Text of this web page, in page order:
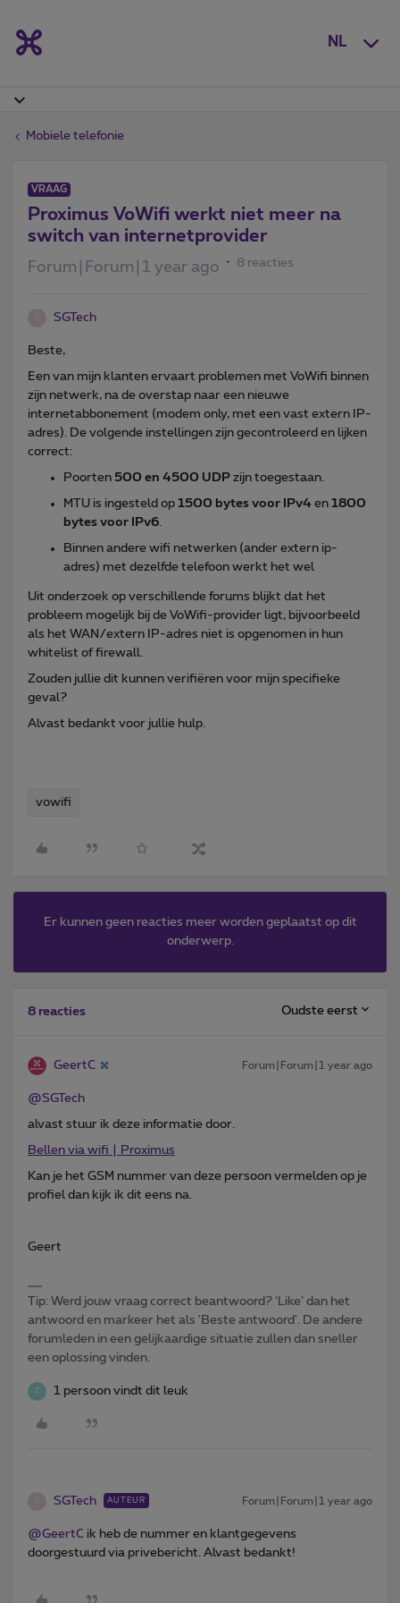
NL
Mobiele telefonie
VRAAG
Proximus VoWifi werkt niet meer na
switch van internetprovider
Forum|Forum|1 year ago 8 reacties
SGTech
Beste,
Een van mijn klanten ervaart problemen met VoWifi binnen
zijn netwerk, na de overstap naar een nieuwe
internetabbonement (modem only, met een vast extern IP-
adres). De volgende instellingen zijn gecontroleerd en lijken
correct:
Poorten 500 en 4500 UDP zijn toegestaan.
MTU is ingesteld op 1500 bytes voor IPv4 en 1800
bytes voor IPv6
Binnen andere wifi netwerken (ander extern ip-
adres) met dezelfde telefoon werkt het wel
Uit onderzoek op verschillende forums blijkt dat het
probleem mogelijk bij de VoWifi-provider ligt, bijvoorbeeld
als het WAN/extern IP-adres niet is opgenomen in hun
whitelist of firewall.
Zouden jullie dit kunnen verifiëren voor mijn specifieke
geval?
Alvast bedankt voor jullie hulp.
vowifi
Er kunnen geen reacties meer worden geplaatst op dit
onderwerp.
8 reacties Oudste eerst
GeertC Forum|Forum|1 year ago
@SGTech
alvast stuur ik deze informatie door.
Bellen via wifi | Proximus
Kan je het GSM nummer van deze persoon vermelden op je
profiel dan kijk ik dit eens na.
Geert
Tip: Werd jouw vraag correct beantwoord? ‘Like’ dan het
antwoord en markeer het als 'Beste antwoord'. De andere
forumleden in een gelijkaardige situatie zullen dan sneller
een oplossing vinden.
Z 1 persoon vindt dit leuk
SGTech AUTEUR Forum|Forum|1 year ago
@GeertC ik heb de nummer en klantgegevens
doorgestuurd via privebericht. Alvast bedankt!